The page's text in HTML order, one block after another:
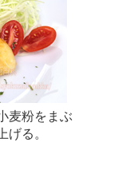
麦粉をまぶ
げる。